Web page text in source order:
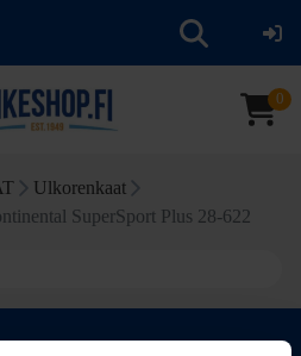
0
Ulkorenkaat
SuperSport Plus 28-622